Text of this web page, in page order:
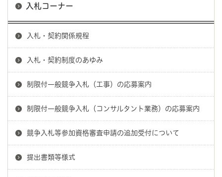
入札コーナー
入札・契約関係規程
入札・契約制度のあゆみ
制限付一般競争入札（工事）の応募案内
制限付一般競争入札（コンサルタント業務）の応募案内
競争入札等参加資格審査申請の追加受付について
提出書類等様式